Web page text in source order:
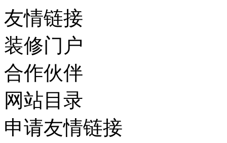
友情链接
装修门户
合作伙伴
网站目录
申请友情链接